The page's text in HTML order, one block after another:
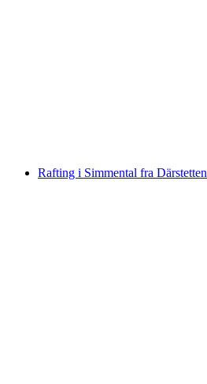
Rafting i Simmental fra Därstetten